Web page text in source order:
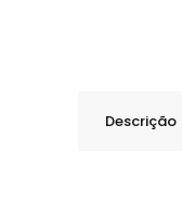
Descrição